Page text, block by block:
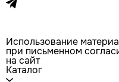
Использование
при письменном
на сайт
Каталог